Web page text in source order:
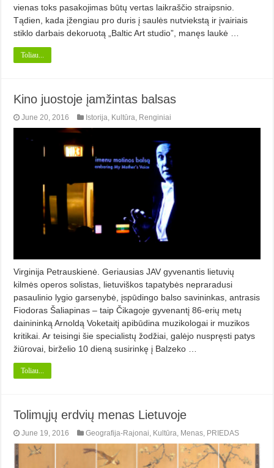
vienas toks pasakojimas būtų vertas laikraščio straipsnio.
Tądien, kada įžengiau pro duris į saulės nutviekstą ir įvairiais
stiklo darbais dekoruotą „Baltic Art studio”, manęs laukė …
Toliau...
Kino juostoje įamžintas balsas
June 20, 2016 Istorija Kultūra Renginiai
Virginija Petrauskienė. Geriausias JAV gyvenantis lietuvių
kilmės operos solistas, lietuviškos tapatybės nepraradusi
pasaulinio lygio garsenybė, įspūdingo balso savininkas, antrasis
Fiodoras Šaliapinas – taip Čikagoje gyvenantį 86-erių metų
dainininką Arnoldą Voketaitį apibūdina muzikologai ir muzikos
kritikai. Ar teisingi šie specialistų žodžiai, galėjo nuspręsti patys
žiūrovai, birželio 10 dieną susirinkę į Balzeko …
Toliau...
Tolimųjų erdvių menas Lietuvoje
June 19, 2016 Geografija-Rajonai Kultūra Menas PRIEDAS